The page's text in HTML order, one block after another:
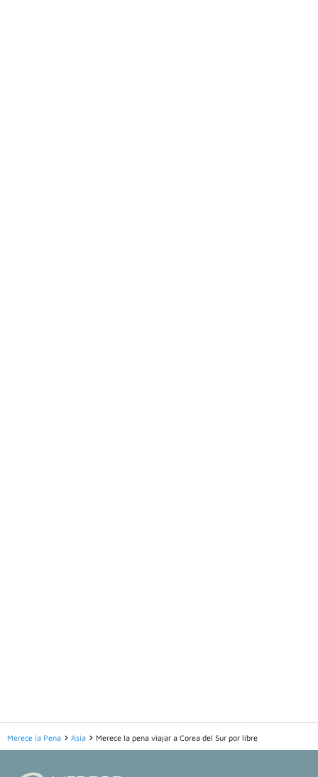
Merece la Pena Asia Merece la pena viajar a Corea del Sur por libre